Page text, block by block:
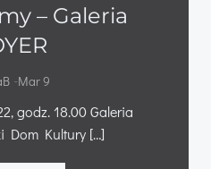
– Galeria
-Mar 9
godz. 18.00 Galeria
Dom Kultury […]